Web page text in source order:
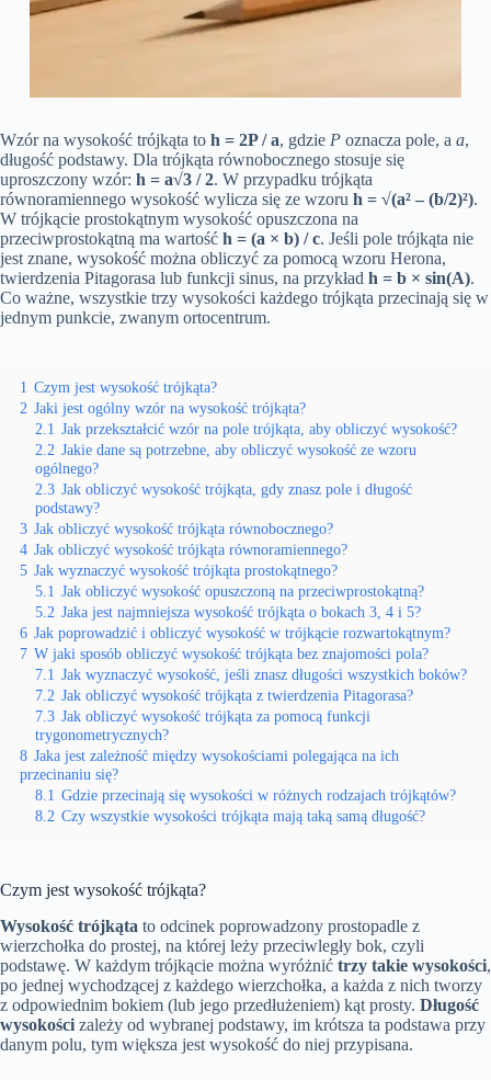
Wzór na wysokość trójkąta to h = 2P / a, gdzie P oznacza pole, a a,
długość podstawy. Dla trójkąta równobocznego stosuje się
uproszczony wzór: h = a√3 / 2. W przypadku trójkąta
równoramiennego wysokość wylicza się ze wzoru h = √(a² – (b/2)²).
W trójkącie prostokątnym wysokość opuszczona na
przeciwprostokątną ma wartość h = (a × b) / c. Jeśli pole trójkąta nie
jest znane, wysokość można obliczyć za pomocą wzoru Herona,
twierdzenia Pitagorasa lub funkcji sinus, na przykład h = b × sin(A).
Co ważne, wszystkie trzy wysokości każdego trójkąta przecinają się w
jednym punkcie, zwanym ortocentrum.
1 Czym jest wysokość trójkąta?
2 Jaki jest ogólny wzór na wysokość trójkąta?
2.1 Jak przekształcić wzór na pole trójkąta, aby obliczyć wysokość?
2.2 Jakie dane są potrzebne, aby obliczyć wysokość ze wzoru
ogólnego?
2.3 Jak obliczyć wysokość trójkąta, gdy znasz pole i długość
podstawy?
3 Jak obliczyć wysokość trójkąta równobocznego?
4 Jak obliczyć wysokość trójkąta równoramiennego?
5 Jak wyznaczyć wysokość trójkąta prostokątnego?
5.1 Jak obliczyć wysokość opuszczoną na przeciwprostokątną?
5.2 Jaka jest najmniejsza wysokość trójkąta o bokach 3, 4 i 5?
6 Jak poprowadzić i obliczyć wysokość w trójkącie rozwartokątnym?
7 W jaki sposób obliczyć wysokość trójkąta bez znajomości pola?
7.1 Jak wyznaczyć wysokość, jeśli znasz długości wszystkich boków?
7.2 Jak obliczyć wysokość trójkąta z twierdzenia Pitagorasa?
7.3 Jak obliczyć wysokość trójkąta za pomocą funkcji
trygonometrycznych?
8 Jaka jest zależność między wysokościami polegająca na ich
przecinaniu się?
8.1 Gdzie przecinają się wysokości w różnych rodzajach trójkątów?
8.2 Czy wszystkie wysokości trójkąta mają taką samą długość?
Czym jest wysokość trójkąta?
Wysokość trójkąta to odcinek poprowadzony prostopadle z
wierzchołka do prostej, na której leży przeciwległy bok, czyli
podstawę. W każdym trójkącie można wyróżnić trzy takie wysokości,
po jednej wychodzącej z każdego wierzchołka, a każda z nich tworzy
z odpowiednim bokiem (lub jego przedłużeniem) kąt prosty. Długość
wysokości zależy od wybranej podstawy, im krótsza ta podstawa przy
danym polu, tym większa jest wysokość do niej przypisana.